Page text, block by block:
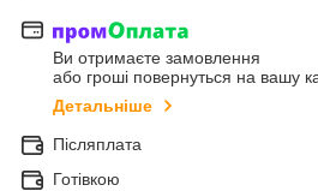
Ви отримаєте замовлення
або гроші повернуться на вашу
Детальніше
Післяплата
Готівкою